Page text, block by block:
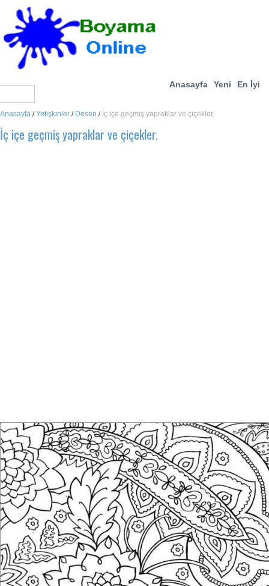
Anasayfa Yeni En İyi
Anasayfa /Yetişkinler / Desen / İç içe geçmiş yapraklar ve çiçekler.
İç içe geçmiş yapraklar ve çiçekler.